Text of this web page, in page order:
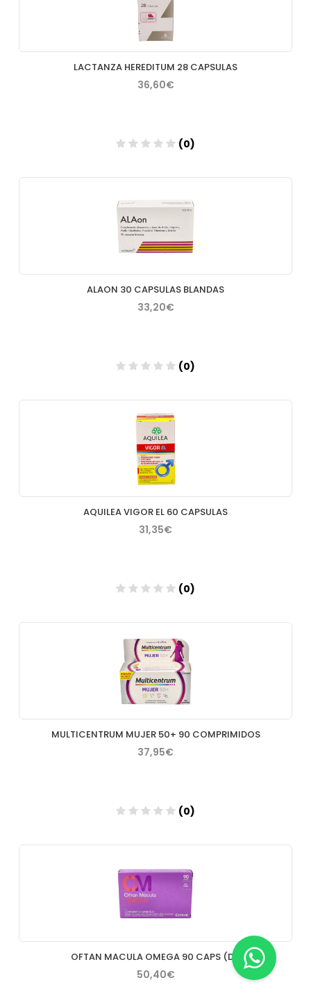
LACTANZA HEREDITUM 28 CAPSULAS
36,60€
(0)
ALAON 30 CAPSULAS BLANDAS
33,20€
(0)
Añadir
AQUILEA VIGOR EL 60 CAPSULAS
31,35€
(0)
Añadir
MULTICENTRUM MUJER 50+ 90 COMPRIMIDOS
37,95€
(0)
Añadir
OFTAN MACULA OMEGA 90 CAPS (DI)
50,40€